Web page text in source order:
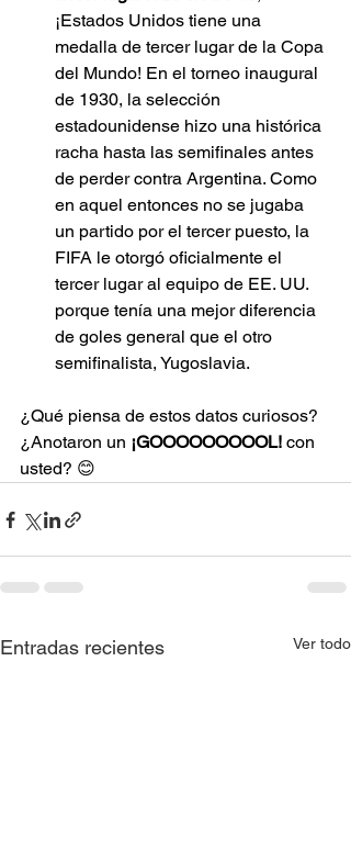
¡Estados Unidos tiene una
medalla de tercer lugar de la Copa
del Mundo! En el torneo inaugural
de 1930, la selección
estadounidense hizo una histórica
racha hasta las semifinales antes
de perder contra Argentina. Como
en aquel entonces no se jugaba
un partido por el tercer puesto, la
FIFA le otorgó oficialmente el
tercer lugar al equipo de EE. UU.
porque tenía una mejor diferencia
de goles general que el otro
semifinalista, Yugoslavia.
¿Qué piensa de estos datos curiosos?
¿Anotaron un ¡GOOOOOOOOOL! con
usted? 😊
Entradas recientes Ver todo